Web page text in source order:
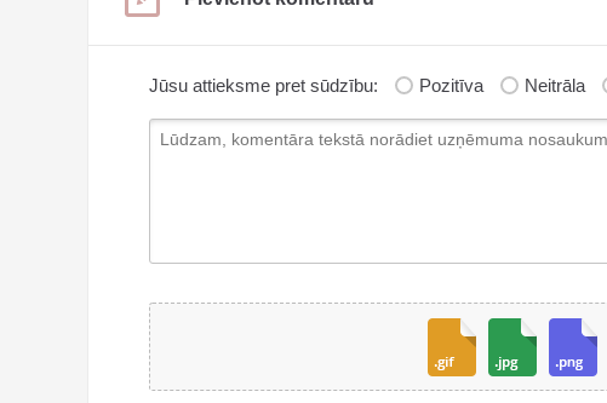
Jūsu attieksme pret sūdzību: Pozitīva Neitrāla